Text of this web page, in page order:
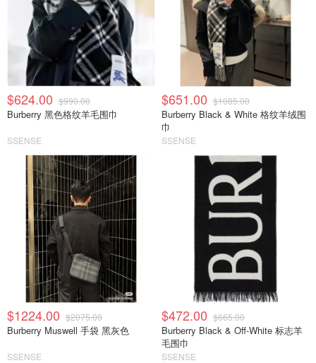
$624.00 $990.00
Burberry 黑色格纹羊毛围巾
SSENSE
$651.00 $1085.00
Burberry Black & White 格纹羊绒围
巾
SSENSE
$1224.00 $2075.00
Burberry Muswell 手袋 黑灰色
SSENSE
$472.00 $665.00
Burberry Black & Off-White 标志羊
毛围巾
SSENSE